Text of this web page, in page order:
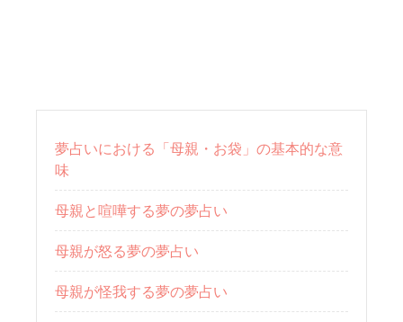
夢占いにおける「母親・お袋」の基本的な意
味
母親と喧嘩する夢の夢占い
母親が怒る夢の夢占い
母親が怪我する夢の夢占い